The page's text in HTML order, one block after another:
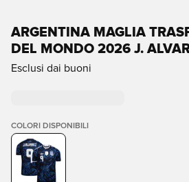
ARGENTINA MAGLIA
DEL MONDO 2026 J.
Esclusi dai buoni
COLORI DISPONIBILI